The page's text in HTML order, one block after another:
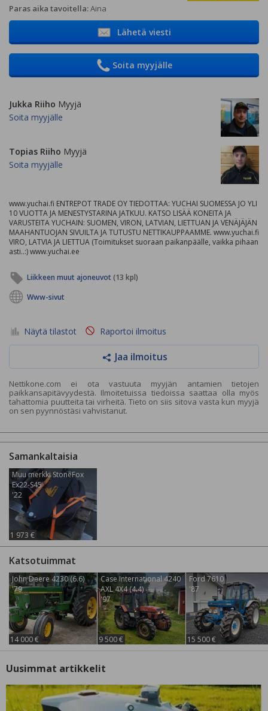
Paras aika tavoitella:Aina
Lähetä viesti
Soita myyjälle
Jukka Riiho Myyjä
Soita myyjälle
Topias Riiho Myyjä
Soita myyjälle
www.yuchai.fi ENTREPOT TRADE OY TIEDOTTAA: YUCHAI SUOMESSA JO YLI
10 VUOTTA JA MENESTYSTARINA JATKUU. KATSO LISÄÄ KONEITA JA
VARUSTEITA YUCHAIN: SUOMEN, VIRON, LATVIAN, LIETTUAN JA VENÄJÄJÄN
MAAHANTUOJAN SIVUILTA JA TUTUSTU NETTIKAUPPAAMME. www.yuchai.fi
VIRO, LATVIA JA LIETTUA (Toimitukset suoraan paikanpäälle, vaikka pihaan
asti..:) www.yuchai.ee
Liikkeen muut ajoneuvot(13 kpl)
Www-sivut
Näytä tilastot Raportoi ilmoitus
Jaa ilmoitus
Nettikone.com ei ota vastuuta myyjän antamien tietojen
paikkansapitävyydestä. Ilmoitetuissa tiedoissa saattaa olla myös
tahattomia puutteita tai virheitä. Tieto on siis sitova vasta kun myyjä
on sen pyynnöstäsi vahvistanut.
Samankaltaisia
Muu merkki StoneFox
Ex22-S45
'22
1 973 €
Katsotuimmat
John Deere 4230 (6.6)
'79
14 000 €
Case International 4240
AXL 4X4 (4.4)
'97
9 500 €
Ford 7610
'87
15 500 €
Uusimmat artikkelit